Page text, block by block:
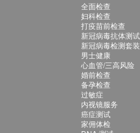
全面检查
妇科检查
打疫苗前检查
新冠病毒抗体测试
新冠病毒检测套装
男士健康
心血管/三高风险
婚前检查
备孕检查
过敏症
内视镜服务
癌症测试
家佣体检